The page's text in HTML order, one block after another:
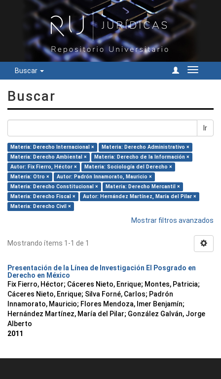
Buscar
Cambiar
Buscar
Ir
Materia: Derecho Internacional ×
Materia: Derecho Administrativo ×
Materia: Derecho Ambiental ×
Materia: Derecho de la Información ×
Autor: Fix Fierro, Héctor ×
Materia: Sociología del Derecho ×
Materia: Otro ×
Autor: Padrón Innamorato, Mauricio ×
Materia: Derecho Constitucional ×
Materia: Derecho Mercantil ×
Materia: Derecho Fiscal ×
Autor: Hernández Martínez, María del Pilar ×
Materia: Derecho Civil ×
Mostrar filtros avanzados
Mostrando ítems 1-1 de 1
Presentación de la Línea de Investigación El Posgrado en
Derecho en México
Fix Fierro, Héctor; Cáceres Nieto, Enrique; Montes, Patricia;
Cáceres Nieto, Enrique; Silva Forné, Carlos; Padrón
Innamorato, Mauricio; Flores Mendoza, Imer Benjamín;
Hernández Martínez, María del Pilar; González Galván, Jorge
Alberto
2011